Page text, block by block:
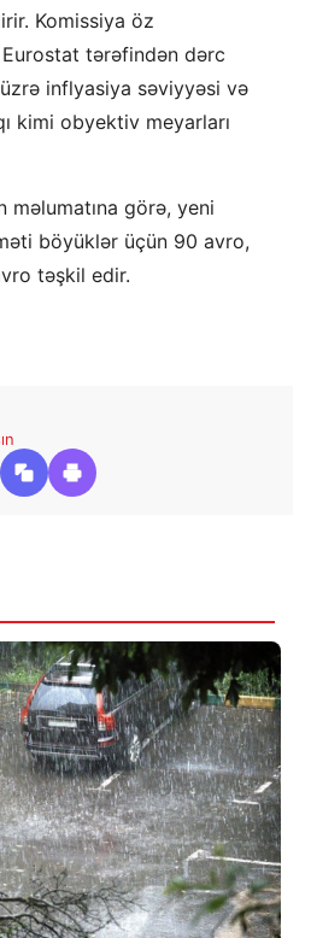
Komissiya öz
tərəfindən dərc
inflyasiya səviyyəsi və
kimi obyektiv meyarları
məlumatına görə, yeni
böyüklər üçün 90 avro,
təşkil edir.